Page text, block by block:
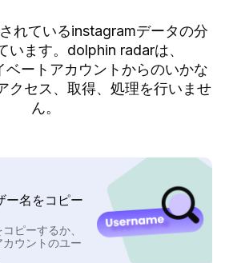
れているinstagramデータの分
います。dolphin radarは、
ベートアカウントからのいかな
クセス、取得、処理を行いませ
ん。
ー名をコピー
ピーするか、
ウントのユー